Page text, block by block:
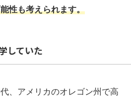
性も考えられます。
していた
、アメリカのオレゴン州で高